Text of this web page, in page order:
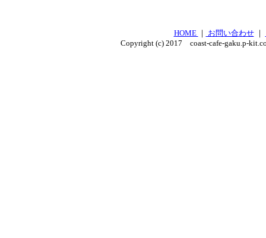
HOME ｜ お問い合わせ｜
Copyright (c) 2017 coast-cafe-gaku.p-